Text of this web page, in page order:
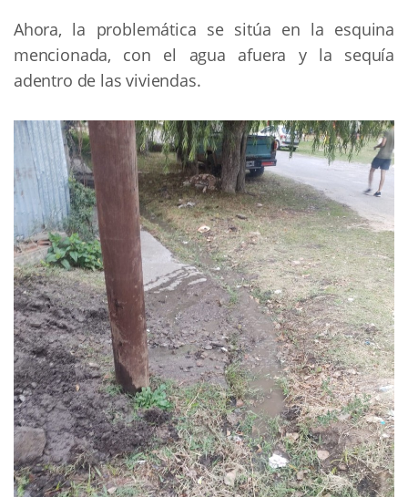
Ahora, la problemática se sitúa en la esquina
mencionada, con el agua afuera y la sequía
adentro de las viviendas.